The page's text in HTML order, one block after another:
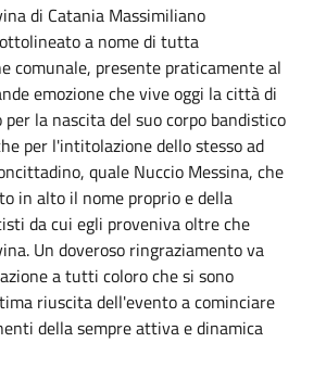
di Catania Massimiliano
a nome di tutta
comunale, presente praticamente al
emozione che vive oggi la città di
per la nascita del suo corpo bandistico
per l'intitolazione dello stesso ad
quale Nuccio Messina, che
in alto il nome proprio e della
da cui egli proveniva oltre che
Un doveroso ringraziamento va
a tutti coloro che si sono
riuscita dell'evento a cominciare
della sempre attiva e dinamica